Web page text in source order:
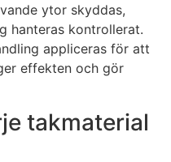
ytor skyddas,
hanteras kontrollerat.
appliceras för att
effekten och gör
takmaterial